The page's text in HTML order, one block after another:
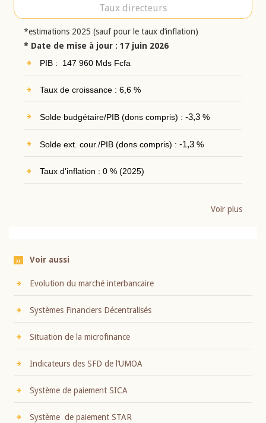
Taux directeurs
*estimations 2025 (sauf pour le taux d’inflation)
* Date de mise à jour : 17 juin 2026
PIB : 147 960 Mds Fcfa
Taux de croissance : 6,6 %
Solde budgétaire/PIB (dons compris) : -3,3%
Solde ext. cour./PIB (dons compris) : -1,3%
Taux d'inflation : 0 % (2025)
Voir plus
Voir aussi
Evolution du marché interbancaire
Systèmes Financiers Décentralisés
Situation de la microfinance
Indicateurs des SFD de l’UMOA
Système de paiement SICA
Système de paiement STAR